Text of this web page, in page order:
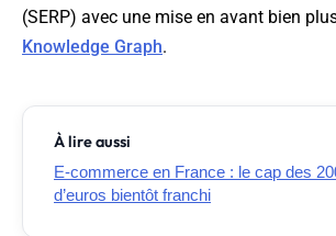
(SERP) avec une mise en avant bien
Knowledge Graph.
À lire aussi
E-commerce en France : le cap des
d’euros bientôt franchi